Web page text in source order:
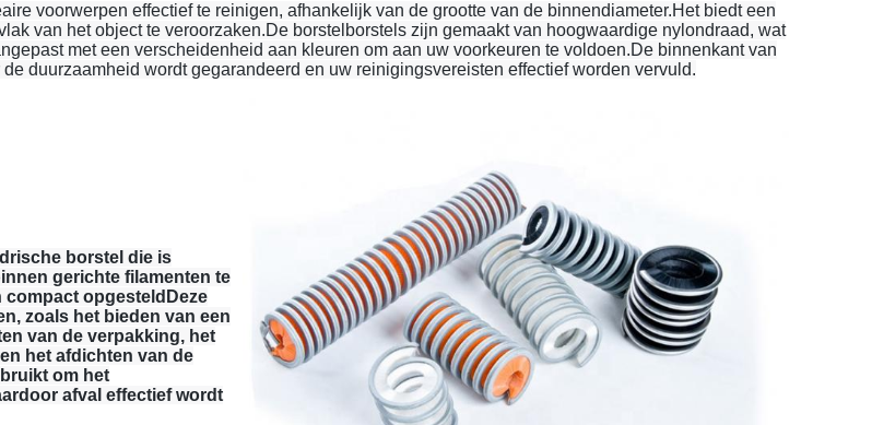
voorwerpen effectief te reinigen, afhankelijk van de grootte van de binnendiameter.Het biedt een
van het object te veroorzaken.De borstelborstels zijn gemaakt van hoogwaardige nylondraad, wat
met een verscheidenheid aan kleuren om aan uw voorkeuren te voldoen.De binnenkant van
duurzaamheid wordt gegarandeerd en uw reinigingsvereisten effectief worden vervuld.
borstel die is
gerichte filamenten te
opgesteldDeze
zoals het bieden van een
van de verpakking, het
het afdichten van de
om het
afval effectief wordt